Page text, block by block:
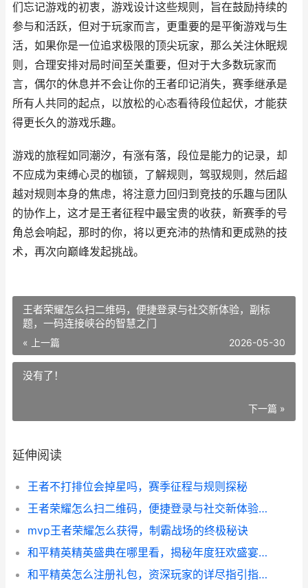
们忘记游戏的初衷，游戏设计这些规则，旨在鼓励持续的
参与和活跃，但对于玩家而言，更重要的是平衡游戏与生
活，如果你是一位追求极限的顶尖玩家，那么关注休眠规
则，合理安排对局时间至关重要，但对于大多数玩家而
言，偶尔的休息并不会让你的王者印记消失，赛季继承是
所有人共同的起点，以放松的心态看待段位起伏，才能获
得更长久的游戏乐趣。
游戏的旅程如同潮汐，有涨有落，段位是能力的记录，却
不应成为束缚心灵的枷锁，了解规则，驾驭规则，然后超
越对规则本身的焦虑，将注意力回归到竞技的乐趣与团队
的协作上，这才是王者征程中最宝贵的收获，新赛季的号
角总会响起，那时的你，将以更充沛的热情和更成熟的技
术，再次向巅峰发起挑战。
王者荣耀怎么扫二维码，便捷登录与社交新体验，副标
题，一码连接峡谷的智慧之门
« 上一篇 2026-05-30
没有了！
下一篇 »
延伸阅读
王者不打排位会掉星吗，赛季征程与规则探秘
王者荣耀怎么扫二维码，便捷登录与社交新体验，副标题，一码连接峡谷的智慧之门
mvp王者荣耀怎么获得，制霸战场的终极秘诀
和平精英精英盛典在哪里看，揭秘年度狂欢盛宴的视听入口
和平精英怎么注册礼包，资深玩家的详尽指引指南